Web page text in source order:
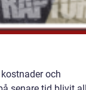
och